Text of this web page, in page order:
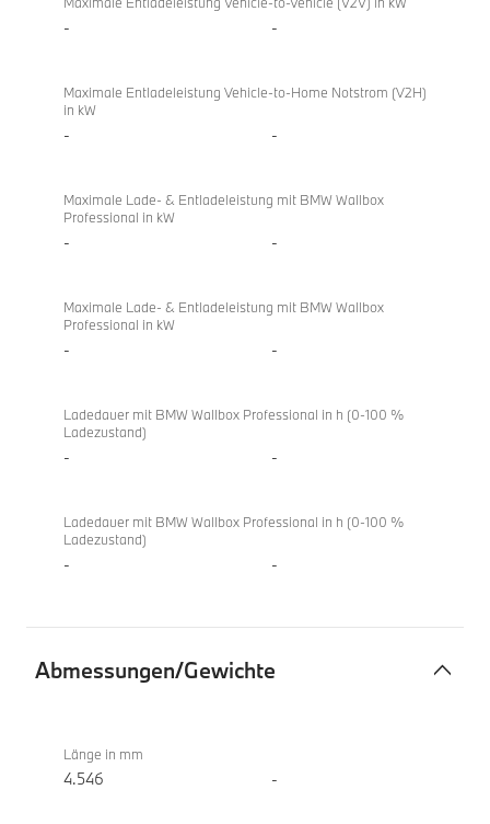
- -
Maximale Entladeleistung Vehicle-to-Home Notstrom (V2H)
in kW
- -
Maximale Lade- & Entladeleistung mit BMW Wallbox
Professional in kW
- -
Maximale Lade- & Entladeleistung mit BMW Wallbox
Professional in kW
- -
Ladedauer mit BMW Wallbox Professional in h (0-100 %
Ladezustand)
- -
Ladedauer mit BMW Wallbox Professional in h (0-100 %
Ladezustand)
- -
Abmessungen/Gewichte
218d
Gran
Länge in mm
4.546 -